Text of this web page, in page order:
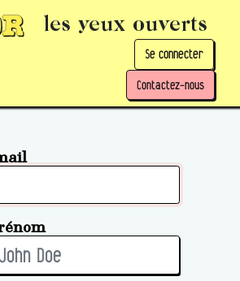
les yeux ouverts
Se connecter
Contactez-nous